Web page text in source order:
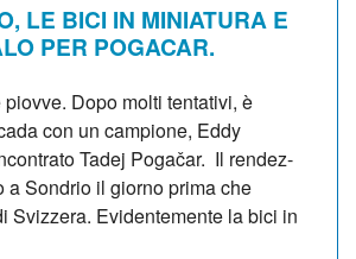
LE BICI IN MINIATURA E
PER POGACAR.
piovve. Dopo molti tentativi, è
con un campione, Eddy
Tadej Pogačar. Il rendez-
a Sondrio il giorno prima che
Svizzera. Evidentemente la bici in